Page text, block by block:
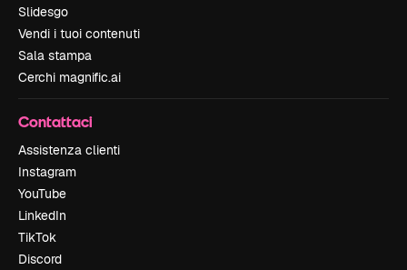
Slidesgo
Vendi i tuoi contenuti
Sala stampa
Cerchi magnific.ai
Contattaci
Assistenza clienti
Instagram
YouTube
LinkedIn
TikTok
Discord